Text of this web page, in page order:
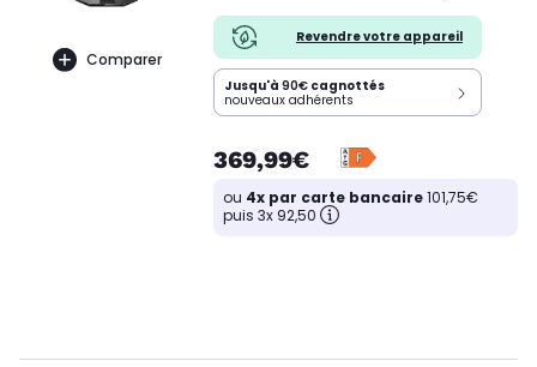
Comparer
Revendre votre appareil
Jusqu'à 90€ cagnottés
nouveaux adhérents
369,99€
ou 4x par carte bancaire101,75€
puis 3x 92,50